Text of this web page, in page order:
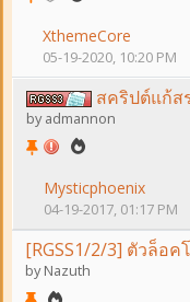
XthemeCore
05-19-2020, 10:20 PM
สคริปต์แก้ส
byadmannon
Mysticphoenix
04-19-2017, 01:17 PM
[RGSS1/2/3] ตัวล็อค
byNazuth